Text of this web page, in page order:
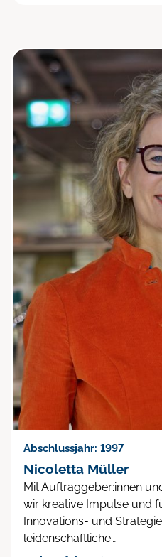
Abschlussjahr: 1997
Nicoletta Müller
Mit Auftraggeber:innen
wir kreative Impulse und
Innovations- und
leidenschaftliche…